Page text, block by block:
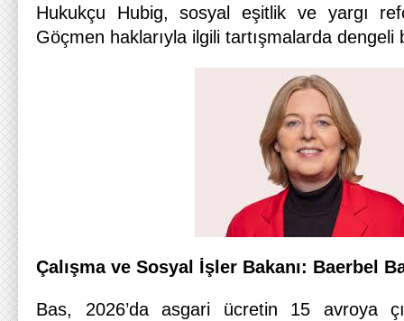
Hukukçu Hubig, sosyal eşitlik ve yargı
Göçmen haklarıyla ilgili tartışmalarda dengeli
Çalışma ve Sosyal İşler Bakanı: Baerbel
Bas, 2026’da asgari ücretin 15 avroya